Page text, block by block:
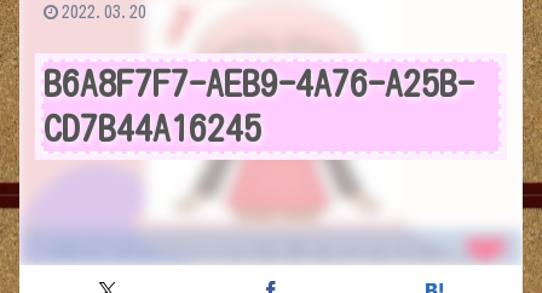
B6A8F7F7-AEB9-4A76-A25B-
CD7B44A16245
2022.03.20